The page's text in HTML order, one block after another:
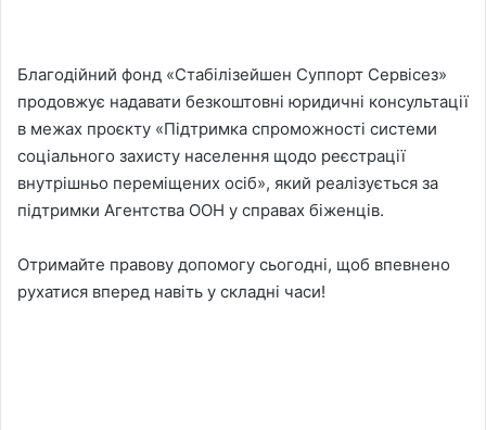
Благодійний фонд «Стабілізейшен Суппорт Сервісез»
продовжує надавати безкоштовні юридичні консультації
в межах проєкту «Підтримка спроможності системи
соціального захисту населення щодо реєстрації
внутрішньо переміщених осіб», який реалізується за
підтримки Агентства ООН у справах біженців.
Отримайте правову допомогу сьогодні, щоб впевнено
рухатися вперед навіть у складні часи!